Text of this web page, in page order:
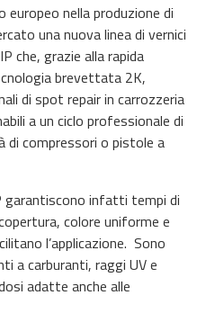
nella produzione di
una nuova linea di vernici
che, grazie alla rapida
brevettata 2K,
di spot repair in carrozzeria
a un ciclo professionale di
di compressori o pistole a
garantiscono infatti tempi di
colore uniforme e
l’applicazione. Sono
a carburanti, raggi UV e
adatte anche alle